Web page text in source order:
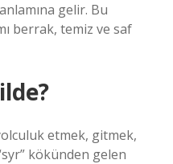
gelir. Bu
berrak, temiz ve saf
etmek, gitmek,
kökünden gelen